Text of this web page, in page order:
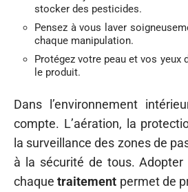
stocker des pesticides.
Pensez à vous laver
chaque manipulation.
Protégez votre peau et vos yeux
le produit.
Dans l’environnement
compte. L’aération, la
la surveillance des zones de
à la sécurité de tous. Adopter
chaquetraitement permet de